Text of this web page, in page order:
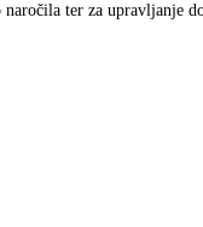
ter za upravljanje